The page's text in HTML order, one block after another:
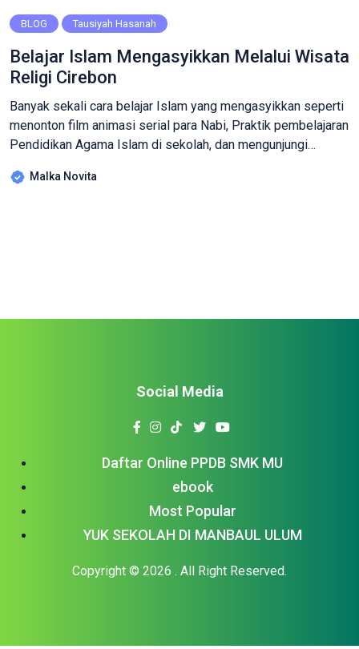
BLOG Tausiyah Hasanah
Belajar Islam Mengasyikkan Melalui Wisata
Religi Cirebon
Banyak sekali cara belajar Islam yang mengasyikkan seperti
menonton film animasi serial para Nabi, Praktik pembelajaran
Pendidikan Agama Islam di sekolah, dan mengunjungi
mendapat julukan kota Udang, Cirebon juga merupakan kota
Malka Novita
Daftar Online PPDB SMK MU
ebook
Most Popular
YUK SEKOLAH DI MANBAUL ULUM
Copyright © 2026 . All Right Reserved.
Social Media